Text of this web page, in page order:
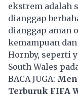
ekstrem adalah
dianggap
dianggap aman
kemampuan
Hornby, seperti
South Wales
BACA JUGA:
Terburuk FIFA